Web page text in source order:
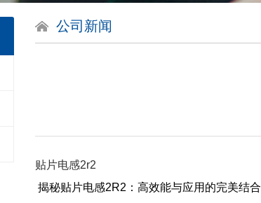
公司新闻
贴片电感2r2
揭秘贴片电感2R2：高效能与应用的完美结合